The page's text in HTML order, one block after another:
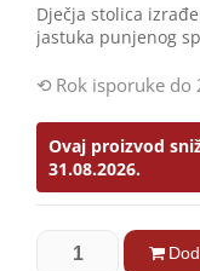
Dječja stolica
jastuka punjenog
Rok isporuke do
Ovaj proizvod
31.08.2026.